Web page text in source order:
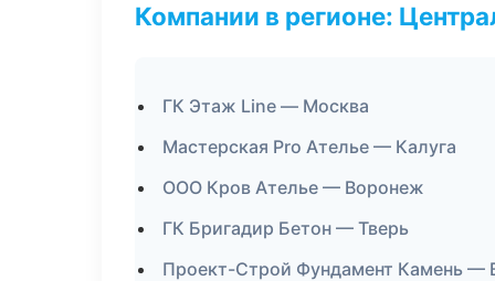
Компании в регионе:
ГК Этаж Line — Москва
Мастерская Pro Ателье — Калуга
ООО Кров Ателье — Воронеж
ГК Бригадир Бетон — Тверь
Проект-Строй Фундамент Камень —